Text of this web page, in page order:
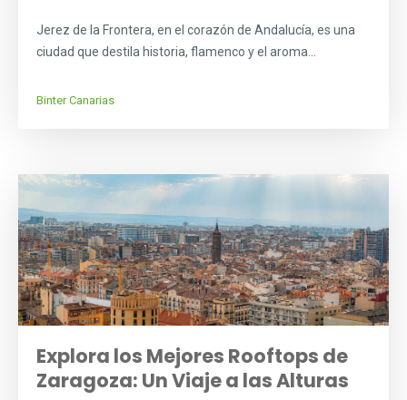
Jerez de la Frontera, en el corazón de Andalucía, es una
ciudad que destila historia, flamenco y el aroma...
Binter Canarias
Explora los Mejores Rooftops de
Zaragoza: Un Viaje a las Alturas